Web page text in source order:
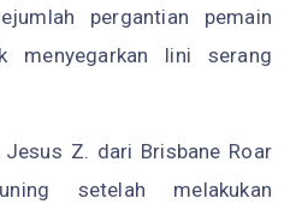
pergantian pemain
menyegarkan lini serang
Z. dari Brisbane Roar
setelah melakukan